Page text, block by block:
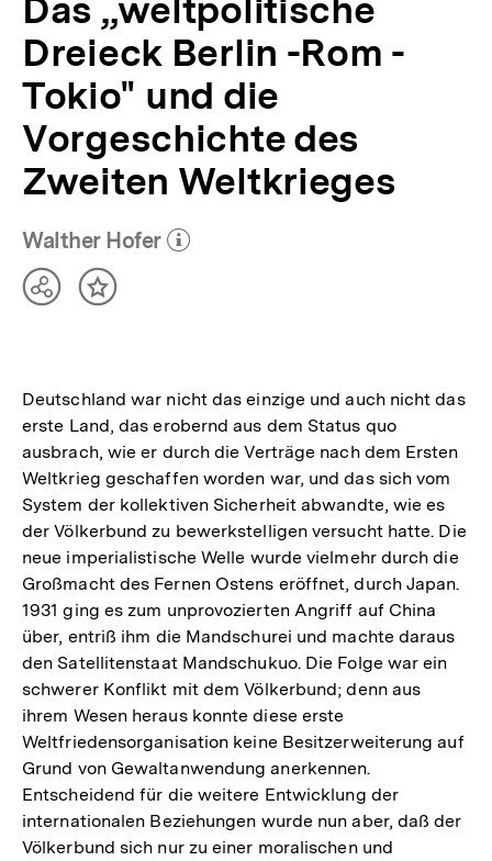
bpb.de
Das „weltpolitische
Dreieck Berlin -Rom -
Tokio" und die
Vorgeschichte des
Zweiten Weltkrieges
Walther Hofer
(Mehr zum Autor)
TeilenInhalt
Deutschland war nicht das einzige und auch nicht das
erste Land, das erobernd aus dem Status quo
ausbrach, wie er durch die Verträge nach dem Ersten
Weltkrieg geschaffen worden war, und das sich vom
System der kollektiven Sicherheit abwandte, wie es
der Völkerbund zu bewerkstelligen versucht hatte. Die
neue imperialistische Welle wurde vielmehr durch die
Großmacht des Fernen Ostens eröffnet, durch Japan.
1931 ging es zum unprovozierten Angriff auf China
über, entriß ihm die Mandschurei und machte daraus
den Satellitenstaat Mandschukuo. Die Folge war ein
schwerer Konflikt mit dem Völkerbund; denn aus
ihrem Wesen heraus konnte diese erste
Weltfriedensorganisation keine Besitzerweiterung auf
Grund von Gewaltanwendung anerkennen.
Entscheidend für die weitere Entwicklung der
internationalen Beziehungen wurde nun aber, daß der
Völkerbund sich nur zu einer moralischen und